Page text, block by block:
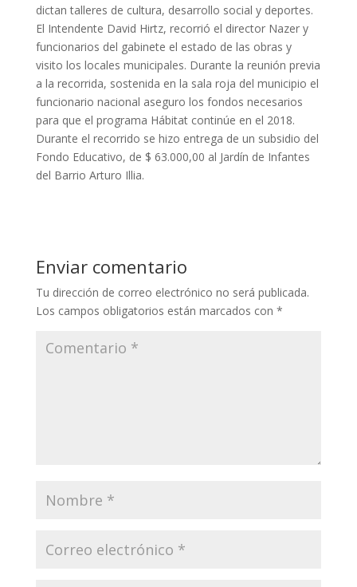
dictan talleres de cultura, desarrollo social y deportes.
El Intendente David Hirtz, recorrió el director Nazer y
funcionarios del gabinete el estado de las obras y
visito los locales municipales. Durante la reunión previa
a la recorrida, sostenida en la sala roja del municipio el
funcionario nacional aseguro los fondos necesarios
para que el programa Hábitat continúe en el 2018.
Durante el recorrido se hizo entrega de un subsidio del
Fondo Educativo, de $ 63.000,00 al Jardín de Infantes
del Barrio Arturo Illia.
Enviar comentario
Tu dirección de correo electrónico no será publicada.
Los campos obligatorios están marcados con *